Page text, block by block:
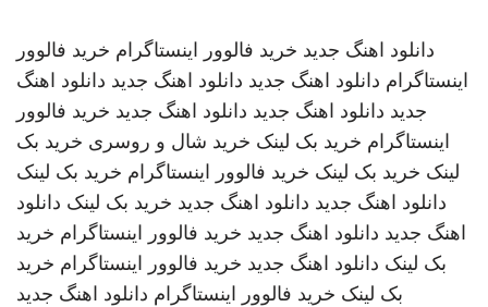
دانلود اهنگ جدید خرید فالوور اینستاگرام خرید فالوور
اینستاگرام دانلود اهنگ جدید دانلود اهنگ جدید دانلود اهنگ
جدید دانلود اهنگ جدید دانلود اهنگ جدید خرید فالوور
اینستاگرام خرید بک لینک خرید شال و روسری خرید بک
لینک خرید بک لینک خرید فالوور اینستاگرام خرید بک لینک
دانلود اهنگ جدید دانلود اهنگ جدید خرید بک لینک دانلود
اهنگ جدید دانلود اهنگ جدید خرید فالوور اینستاگرام خرید
بک لینک دانلود اهنگ جدید خرید فالوور اینستاگرام خرید
بک لینک خرید فالوور اینستاگرام دانلود اهنگ جدید